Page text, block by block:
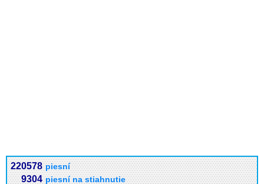
220578 piesní
9304 piesní na stiahnutie